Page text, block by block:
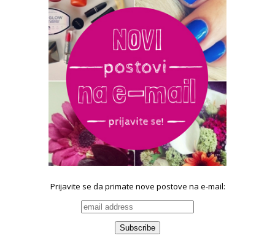
Prijavite se da primate nove postove na e-mail: